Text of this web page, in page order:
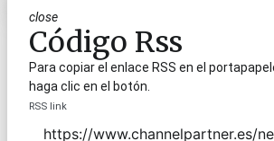
close
Código Rss
Para copiar el enlace RSS en el
haga clic en el botón.
RSS link